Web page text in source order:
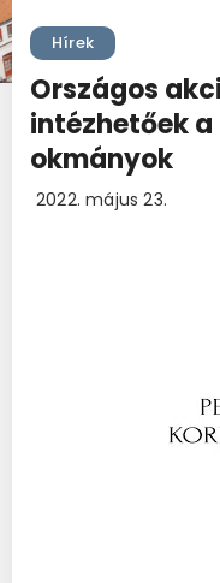
Hírek
Országos
intézhetőek
okmányok
2022. május 23.